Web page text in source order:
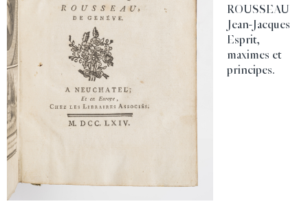
ROUSSEAU
Jean-Jacques
Esprit,
maximes et
principes.